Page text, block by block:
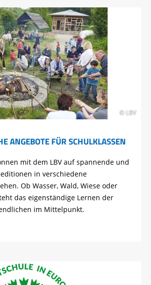
© LBV
ANGEBOTE FÜR SCHULKLASSEN
mit dem LBV auf spannende und
in verschiedene
Ob Wasser, Wald, Wiese oder
das eigenständige Lernen der
im Mittelpunkt.